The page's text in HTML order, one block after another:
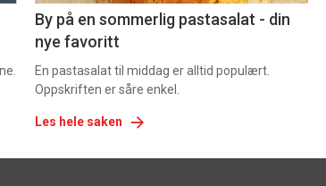
By på en sommerlig pastasalat - din
nye favoritt
En pastasalat til middag er alltid populært.
Oppskriften er såre enkel.
Les hele saken